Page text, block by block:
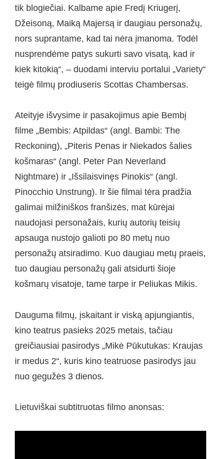
tik blogiečiai. Kalbame apie Fredį Kriugerį,
Džeisoną, Maiką Majersą ir daugiau personažų,
nors suprantame, kad tai nėra įmanoma. Todėl
nusprendėme patys sukurti savo visatą, kad ir
kiek kitokią“, – duodami interviu portalui „Variety“
teigė filmų prodiuseris Scottas Chambersas.
Ateityje išvysime ir pasakojimus apie Bembį
filme „Bembis: Atpildas“ (angl. Bambi: The
Reckoning), „Piteris Penas ir Niekados šalies
košmaras“ (angl. Peter Pan Neverland
Nightmare) ir „Išsilaisvinęs Pinokis“ (angl.
Pinocchio Unstrung). Ir šie filmai tėra pradžia
galimai milžiniškos franšizės, mat kūrėjai
naudojasi personažais, kurių autorių teisių
apsauga nustojo galioti po 80 metų nuo
personažų atsiradimo. Kuo daugiau metų praeis,
tuo daugiau personažų gali atsidurti šioje
košmarų visatoje, tame tarpe ir Peliukas Mikis.
Dauguma filmų, įskaitant ir viską apjungiantis,
kino teatrus pasieks 2025 metais, tačiau
greičiausiai pasirodys „Mikė Pūkutukas: Kraujas
ir medus 2“, kuris kino teatruose pasirodys jau
nuo gegužės 3 dienos.
Lietuviškai subtitruotas filmo anonsas: